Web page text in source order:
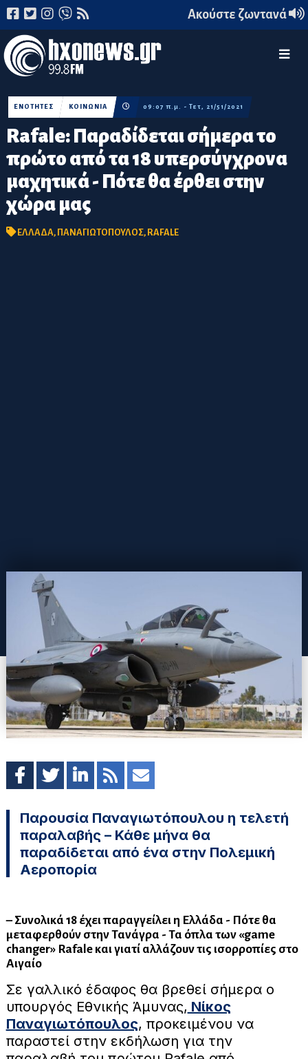
Ακούστε ζωντανά
Rafale: Παραδίδεται σήμερα το
πρώτο από τα 18 υπερσύγχρονα
μαχητικά - Πότε θα έρθει στην
χώρα μας
ΕΝΟΤΗΤΕΣ ΚΟΙΝΩΝΙΑ 09:07 π.μ. - Τετ, 21/51/2021
ΕΛΛΑΔΑ, ΠΑΝΑΓΙΩΤΟΠΟΥΛΟΣ, RAFALE
Παρουσία Παναγιωτόπουλου η τελετή
παραλαβής – Κάθε μήνα θα
παραδίδεται από ένα στην Πολεμική
Αεροπορία
– Συνολικά 18 έχει παραγγείλει η Ελλάδα - Πότε θα
μεταφερθούν στην Τανάγρα - Τα όπλα των «game
changer» Rafale και γιατί αλλάζουν τις ισορροπίες στο
Αιγαίο
Σε γαλλικό έδαφος θα βρεθεί σήμερα ο
υπουργός Εθνικής Άμυνας, Νίκος
Παναγιωτόπουλος, προκειμένου να
παραστεί στην εκδήλωση για την